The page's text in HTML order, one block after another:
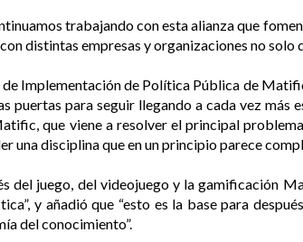
trabajando con esta alianza que
distintas empresas y organizaciones no solo
Implementación de Política Pública de
puertas para seguir llegando a cada vez más
que viene a resolver el principal
una disciplina que en un principio parece
del juego, del videojuego y la gamificación
y añadió que “esto es la base para
del conocimiento”.